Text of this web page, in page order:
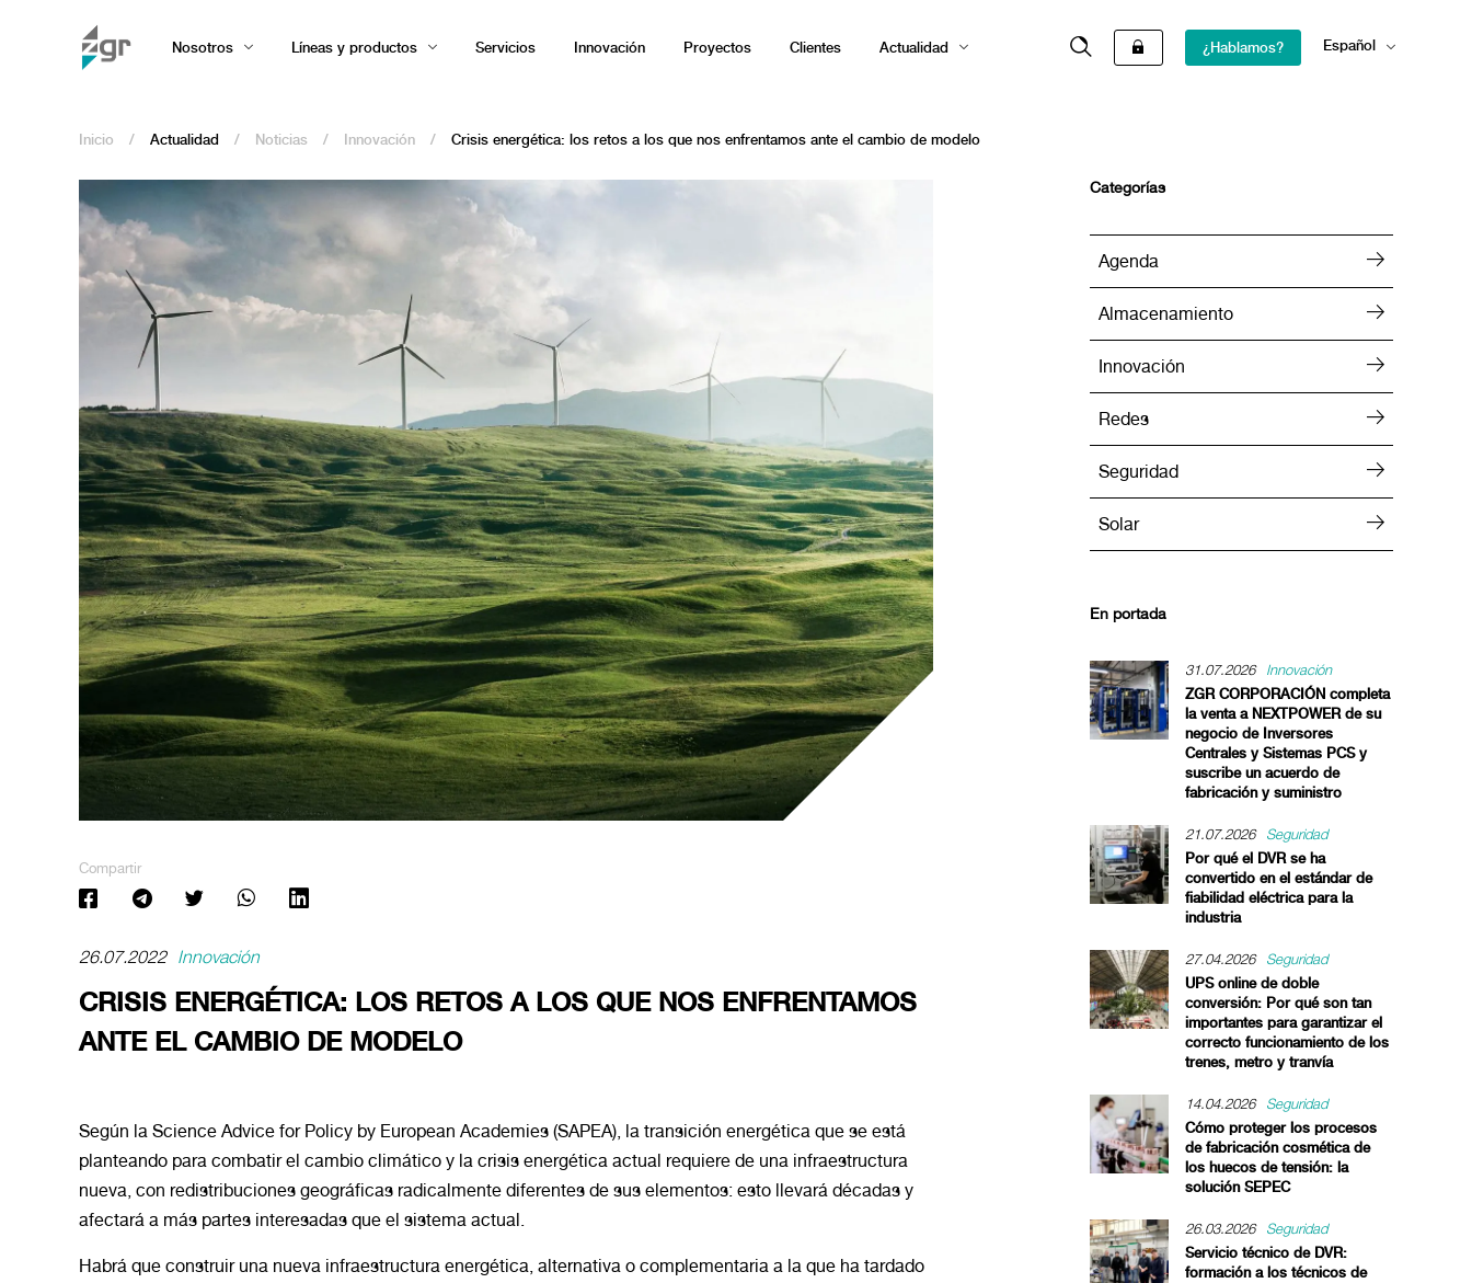
Nosotros Líneas y productos Servicios Innovación Proyectos Clientes Actualidad ¿Hablamos?
Español
Inicio / Actualidad / Noticias / Innovación / Crisis energética: los retos a los que nos enfrentamos ante el cambio de modelo
Compartir
26.07.2022 Innovación
CRISIS ENERGÉTICA: LOS RETOS A LOS QUE NOS ENFRENTAMOS
ANTE EL CAMBIO DE MODELO
Según la Science Advice for Policy by European Academies (SAPEA), la transición energética que se está
planteando para combatir el cambio climático y la crisis energética actual requiere de una infraestructura
nueva, con redistribuciones geográficas radicalmente diferentes de sus elementos: esto llevará décadas y
afectará a más partes interesadas que el sistema actual.
Habrá que construir una nueva infraestructura energética, alternativa o complementaria a la que ha tardado
Categorías
Agenda
Almacenamiento
Innovación
Redes
Seguridad
Solar
En portada
31.07.2026 Innovación
ZGR CORPORACIÓN completa
la venta a NEXTPOWER de su
negocio de Inversores
Centrales y Sistemas PCS y
suscribe un acuerdo de
fabricación y suministro
21.07.2026 Seguridad
Por qué el DVR se ha
convertido en el estándar de
fiabilidad eléctrica para la
industria
27.04.2026 Seguridad
UPS online de doble
conversión: Por qué son tan
importantes para garantizar el
correcto funcionamiento de los
trenes, metro y tranvía
14.04.2026 Seguridad
Cómo proteger los procesos
de fabricación cosmética de
los huecos de tensión: la
solución SEPEC
26.03.2026 Seguridad
Servicio técnico de DVR:
formación a los técnicos de